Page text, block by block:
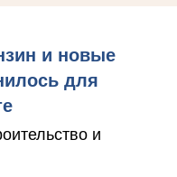
и новые
для
и